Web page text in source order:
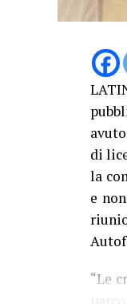
di
la
e
“Le